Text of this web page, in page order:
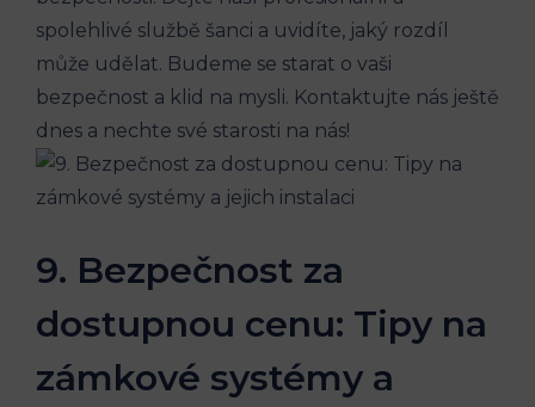
spolehlivé službě šanci a uvidíte, jaký rozdíl
může udělat. Budeme se starat o vaši
bezpečnost a klid na mysli. Kontaktujte nás ještě
dnes a nechte své starosti na nás!
9. Bezpečnost za
dostupnou cenu: Tipy na
zámkové systémy a